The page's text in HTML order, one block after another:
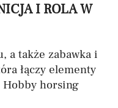
I ROLA W
a także zabawka i
łączy elementy
Hobby horsing